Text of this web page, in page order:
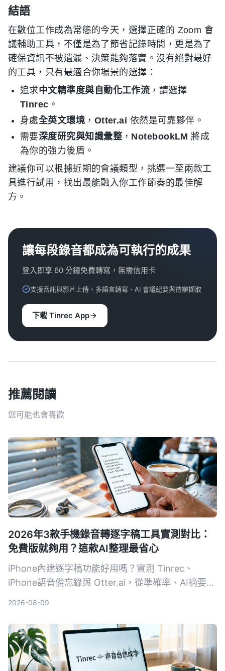
結語
在數位工作成為常態的今天，選擇正確的 Zoom 會
議輔助工具，不僅是為了節省記錄時間，更是為了
確保資訊不被遺漏、決策能夠落實。沒有絕對最好
的工具，只有最適合你場景的選擇：
追求中文精準度與自動化工作流 ，請選擇
Tinrec 。
身處全英文環境 ， Otter.ai 依然是可靠夥伴。
需要深度研究與知識彙整， NotebookLM 將成
為你的強力後盾。
建議你可以根據近期的會議類型，挑選一至兩款工
具進行試用，找出最能融入你工作節奏的最佳解
方。
讓每段錄音都成為可執行的成果
登入即享 60 分鐘免費轉寫，無需信用卡
支援音訊與影片上傳、多語言轉寫、AI 會議紀要與待辦擷取
下載 Tinrec App
推薦閱讀
您可能也會喜歡
2026年3款手機錄音轉逐字稿工具實測對比：
免費版就夠用？這款AI整理最省心
iPhone內建逐字稿功能好用嗎？實測 Tinrec、
iPhone語音備忘錄與 Otter.ai，從準確率、AI摘要、
2026-08-09